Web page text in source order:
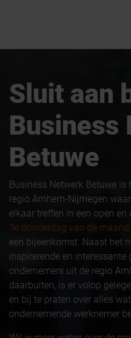
Sluit aan
Business
Betuwe
Business Netwerk Betuwe
regio Arnhem-Nijmegen
elkaar treffen in een open
3e donderdag van de maand
een bijeenkomst. Naast het
inspirerende en interessante
ondernemers uit de regio
daarbuiten, is er volop
en bij te praten over alles
ondernemende werknemer